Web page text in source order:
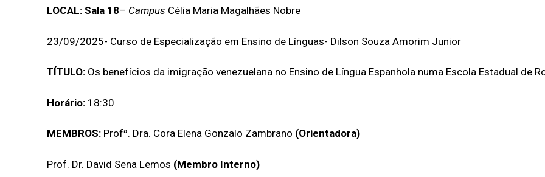
LOCAL: Sala 18– Campus Célia Maria Magalhães Nobre
23/09/2025- Curso de Especialização em Ensino de Línguas- Dilson Souza Amorim Junior
TÍTULO: Os benefícios da imigração venezuelana no Ensino de Língua Espanhola numa Escola Estadual de
Horário: 18:30
MEMBROS: Profª. Dra. Cora Elena Gonzalo Zambrano (Orientadora)
Prof. Dr. David Sena Lemos (Membro Interno)